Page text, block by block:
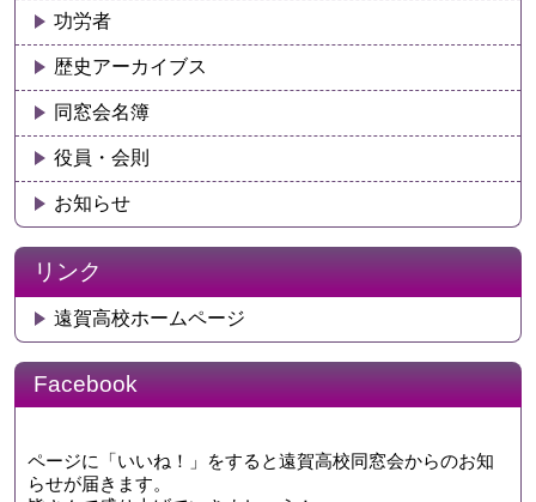
功労者
歴史アーカイブス
同窓会名簿
役員・会則
お知らせ
リンク
遠賀高校ホームページ
Facebook
ページに「いいね！」をすると遠賀高校同窓会からのお知
らせが届きます。